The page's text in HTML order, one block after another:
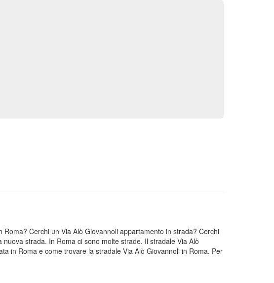
Cerchi un Via Alò Giovannoli appartamento in strada? Cerchi
strada. In Roma ci sono molte strade. Il stradale Via Alò
in Roma e come trovare la stradale Via Alò Giovannoli in Roma. Per